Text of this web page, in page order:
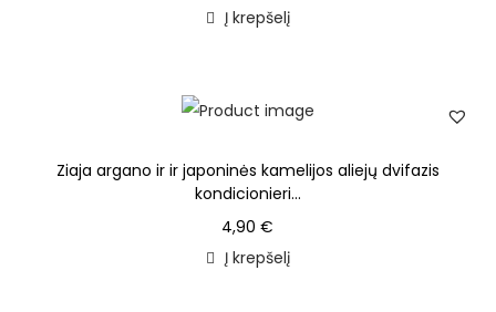
Į krepšelį
Ziaja argano ir ir japoninės kamelijos aliejų dvifazis
kondicionieri...
4,90€
Į krepšelį